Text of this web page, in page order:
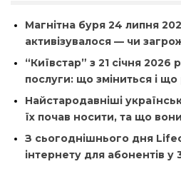
Магнітна буря 24 липня
активізувалося — чи
“Київстар” з 21 січня 2026
послуги: що зміниться і
Найстародавніші
їх почав носити, та що
З сьогоднішнього дня
інтернету для абонентів у